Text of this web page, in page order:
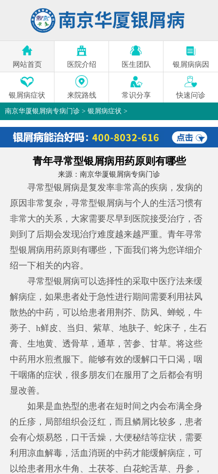
网站首页 医院介绍 医生团队 银屑病病因
银屑病症状 来院路线 常识分享 快速问诊
南京华厦银屑病专病门诊 > 银屑病症状 >
青年寻常型银屑病用药原则有哪些
来源： 南京华厦银屑病专病门诊
寻常型银屑病是复发率非常高的疾病，发病的
原因非常复杂，寻常型银屑病与个人的生活习惯有
非常大的关系，大家需要尽早到医院接受治疗，否
则到了后期会发现治疗难度越来越严重。青年寻常
型银屑病用药原则有哪些，下面我们将为您详细介
绍一下相关的内容。
寻常型银屑病可以选择性的采取中医疗法来缓
解病症，如果患者处于急性进行期间需要利用祛风
散热的中药，可以给患者用荆芥、防风、蝉蜕，牛
蒡子、h鲜皮、当归、紫草、地肤子、蛇床子，生石
膏、生地黄、透骨草，通草，苦参、甘草。将这些
中药用水煎煮服下。能够有效的缓解口干口渴，咽
干咽痛的症状，很多朋友们在服用了之后都会有明
显改善。
如果是血热型的患者在短时间之内会布满全身
的丘疹，局部组织会泛红，而且鳞屑比较多，患者
会有心烦易怒，口干舌燥，大便秘结等症状，需要
利用凉血解毒，活血消斑的中药才能缓解病症，可
以给患者用水牛角、土茯苓、白花蛇舌草、丹参，